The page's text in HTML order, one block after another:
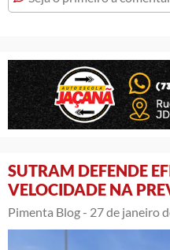
SUTRAM DEFENDE
VELOCIDADE NA
Pimenta Blog - 27 de janeiro